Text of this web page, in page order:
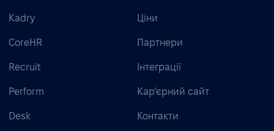
Kadry
CoreHR
Recruit
Perform
Desk
Ціни
Партнери
Інтеграції
Кар’єрний сайт
Контакти